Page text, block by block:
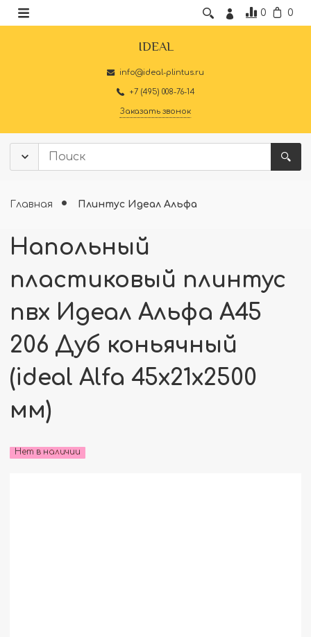
0 0
IDEAL
info@ideal-plintus.ru
+7 (495) 008-76-14
Заказать звонок
Главная Плинтус Идеал Альфа
Напольный
пластиковый плинтус
пвх Идеал Альфа А45
206 Дуб коньячный
(ideal Alfa 45х21х2500
мм)
Нет в наличии